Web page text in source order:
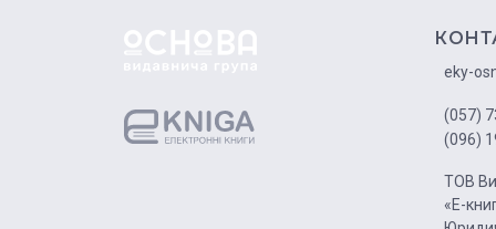
eky-
(057)
(096)
ТОВ
«Е-